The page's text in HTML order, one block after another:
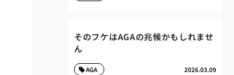
そのフケはAGAの兆候かもしれませ
ん
2026.03.09
AGA